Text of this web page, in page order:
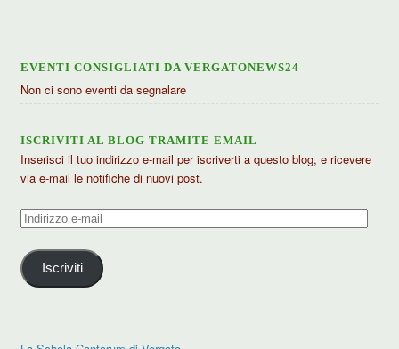
EVENTI CONSIGLIATI DA VERGATONEWS24
Non ci sono eventi da segnalare
ISCRIVITI AL BLOG TRAMITE EMAIL
Inserisci il tuo indirizzo e-mail per iscriverti a questo blog, e ricevere
via e-mail le notifiche di nuovi post.
Indirizzo
mail
Iscriviti